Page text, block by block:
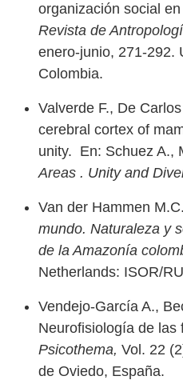
organización social
Revista de
enero-junio, 271-292.
Colombia.
Valverde F., De
cerebral cortex of
unity. En: Schuez A.,
Areas . Unity and
Van der Hammen
mundo. Naturaleza y
de la Amazonía
Netherlands: ISOR/
Vendejo-García A.,
Neurofisiología de las
Psicothema, Vol. 22
de Oviedo, España.